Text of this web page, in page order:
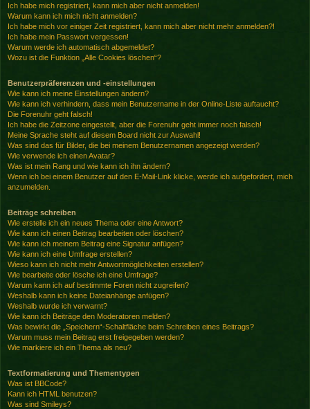
Ich habe mich registriert, kann mich aber nicht anmelden!
Warum kann ich mich nicht anmelden?
Ich habe mich vor einiger Zeit registriert, kann mich aber nicht mehr anmelden?!
Ich habe mein Passwort vergessen!
Warum werde ich automatisch abgemeldet?
Wozu ist die Funktion „Alle Cookies löschen“?
Benutzerpräferenzen und -einstellungen
Wie kann ich meine Einstellungen ändern?
Wie kann ich verhindern, dass mein Benutzername in der Online-Liste auftaucht?
Die Forenuhr geht falsch!
Ich habe die Zeitzone eingestellt, aber die Forenuhr geht immer noch falsch!
Meine Sprache steht auf diesem Board nicht zur Auswahl!
Was sind das für Bilder, die bei meinem Benutzernamen angezeigt werden?
Wie verwende ich einen Avatar?
Was ist mein Rang und wie kann ich ihn ändern?
Wenn ich bei einem Benutzer auf den E-Mail-Link klicke, werde ich aufgefordert, mich
anzumelden.
Beiträge schreiben
Wie erstelle ich ein neues Thema oder eine Antwort?
Wie kann ich einen Beitrag bearbeiten oder löschen?
Wie kann ich meinem Beitrag eine Signatur anfügen?
Wie kann ich eine Umfrage erstellen?
Wieso kann ich nicht mehr Antwortmöglichkeiten erstellen?
Wie bearbeite oder lösche ich eine Umfrage?
Warum kann ich auf bestimmte Foren nicht zugreifen?
Weshalb kann ich keine Dateianhänge anfügen?
Weshalb wurde ich verwarnt?
Wie kann ich Beiträge den Moderatoren melden?
Was bewirkt die „Speichern“-Schaltfläche beim Schreiben eines Beitrags?
Warum muss mein Beitrag erst freigegeben werden?
Wie markiere ich ein Thema als neu?
Textformatierung und Thementypen
Was ist BBCode?
Kann ich HTML benutzen?
Was sind Smileys?